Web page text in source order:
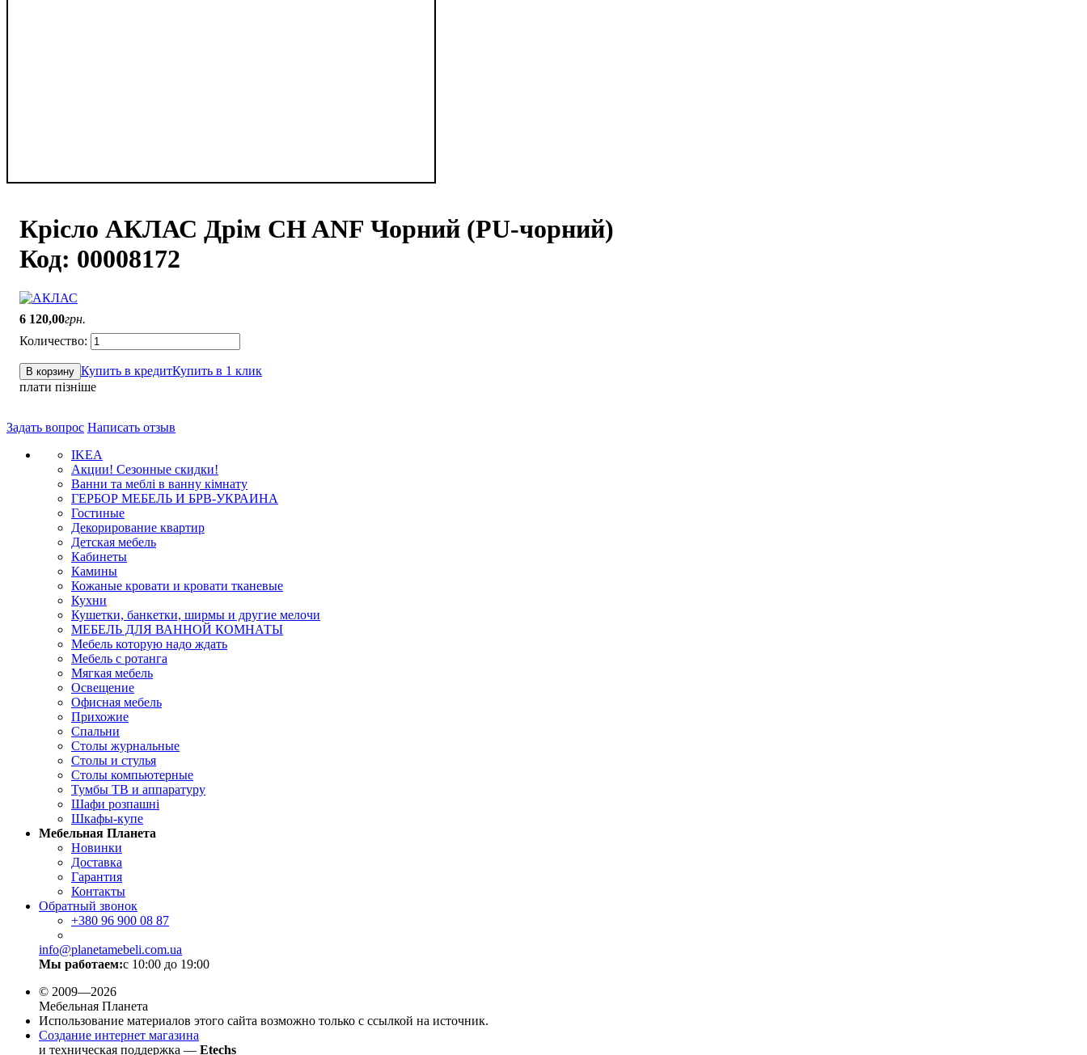
Крісло АКЛАС Дрім CH ANF Чорний (PU-чорний)
Код: 00008172
6 120,00грн.
В корзину Купить в кредитКупить в 1 клик
плати пізніше
Задать вопрос Написать отзыв
IKEA
Акции! Сезонные скидки!
Ванни та меблі в ванну кімнату
ГЕРБОР МЕБЕЛЬ И БРВ-УКРАИНА
Гостиные
Декорирование квартир
Детская мебель
Кабинеты
Камины
Кожаные кровати и кровати тканевые
Кухни
Кушетки, банкетки, ширмы и другие мелочи
МЕБЕЛЬ ДЛЯ ВАННОЙ КОМНАТЫ
Мебель которую надо ждать
Мебель с ротанга
Мягкая мебель
Освещение
Офисная мебель
Прихожие
Спальни
Столы журнальные
Столы и стулья
Столы компьютерные
Тумбы ТВ и аппаратуру
Шафи розпашні
Шкафы-купе
Мебельная Планета
Новинки
Доставка
Гарантия
Контакты
Обратный звонок
+380 96 900 08 87
info@planetamebeli.com.ua
Мы работаем:с 10:00 до 19:00
© 2009—2026
Мебельная Планета
Использование материалов этого сайта возможно только с ссылкой на источник.
Создание интернет магазина
и техническая поддержка — Etechs